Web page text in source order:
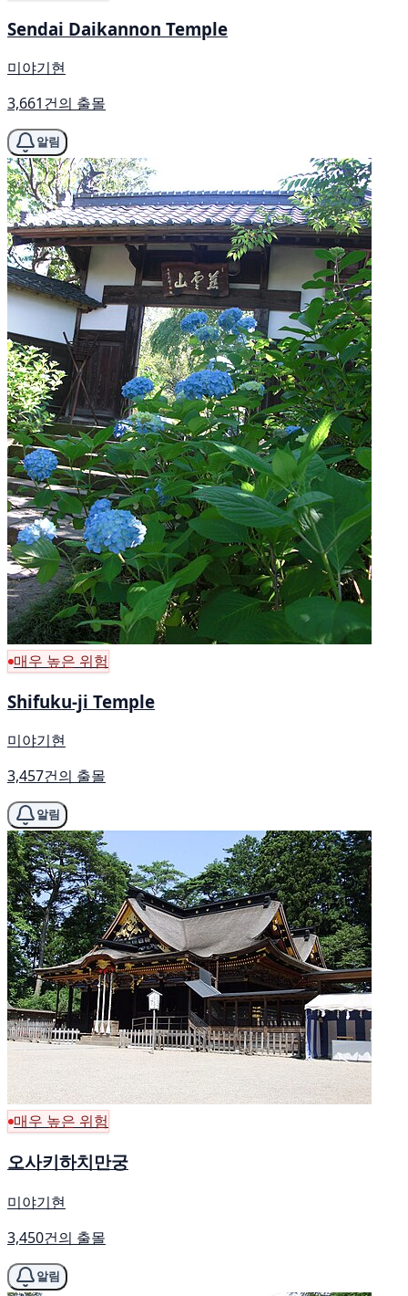
Sendai Daikannon Temple
미야기현
3,661건의 출몰
알림
매우 높은 위험
Shifuku-ji Temple
미야기현
3,457건의 출몰
알림
매우 높은 위험
오사키하치만궁
미야기현
3,450건의 출몰
알림